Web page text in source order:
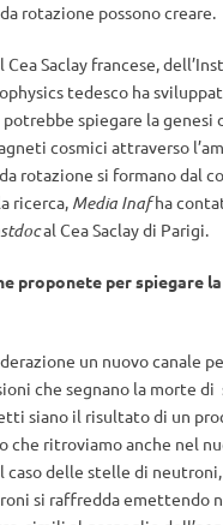
rotazione possono creare.
Saclay francese,
tedesco ha
potrebbe spiegare la
cosmici attraverso
rotazione si formano dal
ricerca, Media Inafha
al Cea Saclay di Parigi.
proponete per spiegare
un nuovo canale
che segnano la morte
siano il risultato di un
che ritroviamo anche nel
delle stelle di
si raffredda emettendo